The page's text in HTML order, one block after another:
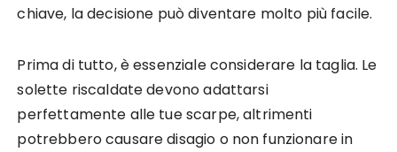
chiave, la decisione può diventare molto più facile.
Prima di tutto, è essenziale considerare la taglia. Le
solette riscaldate devono adattarsi
perfettamente alle tue scarpe, altrimenti
potrebbero causare disagio o non funzionare in